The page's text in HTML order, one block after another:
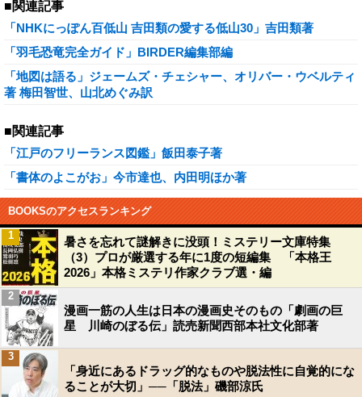
■関連記事
「NHKにっぽん百低山 吉田類の愛する低山30」吉田類著
「羽毛恐竜完全ガイド」BIRDER編集部編
「地図は語る」ジェームズ・チェシャー、オリバー・ウベルティ
著 梅田智世、山北めぐみ訳
■関連記事
「江戸のフリーランス図鑑」飯田泰子著
「書体のよこがお」今市達也、内田明ほか著
BOOKSのアクセスランキング
暑さを忘れて謎解きに没頭！ミステリー文庫特集
（3）プロが厳選する年に1度の短編集 「本格王
2026」本格ミステリ作家クラブ選・編
1
漫画一筋の人生は日本の漫画史そのもの「劇画の巨
星 川崎のぼる伝」読売新聞西部本社文化部著
2
「身近にあるドラッグ的なものや脱法性に自覚的にな
ることが大切」──「脱法」磯部涼氏
3